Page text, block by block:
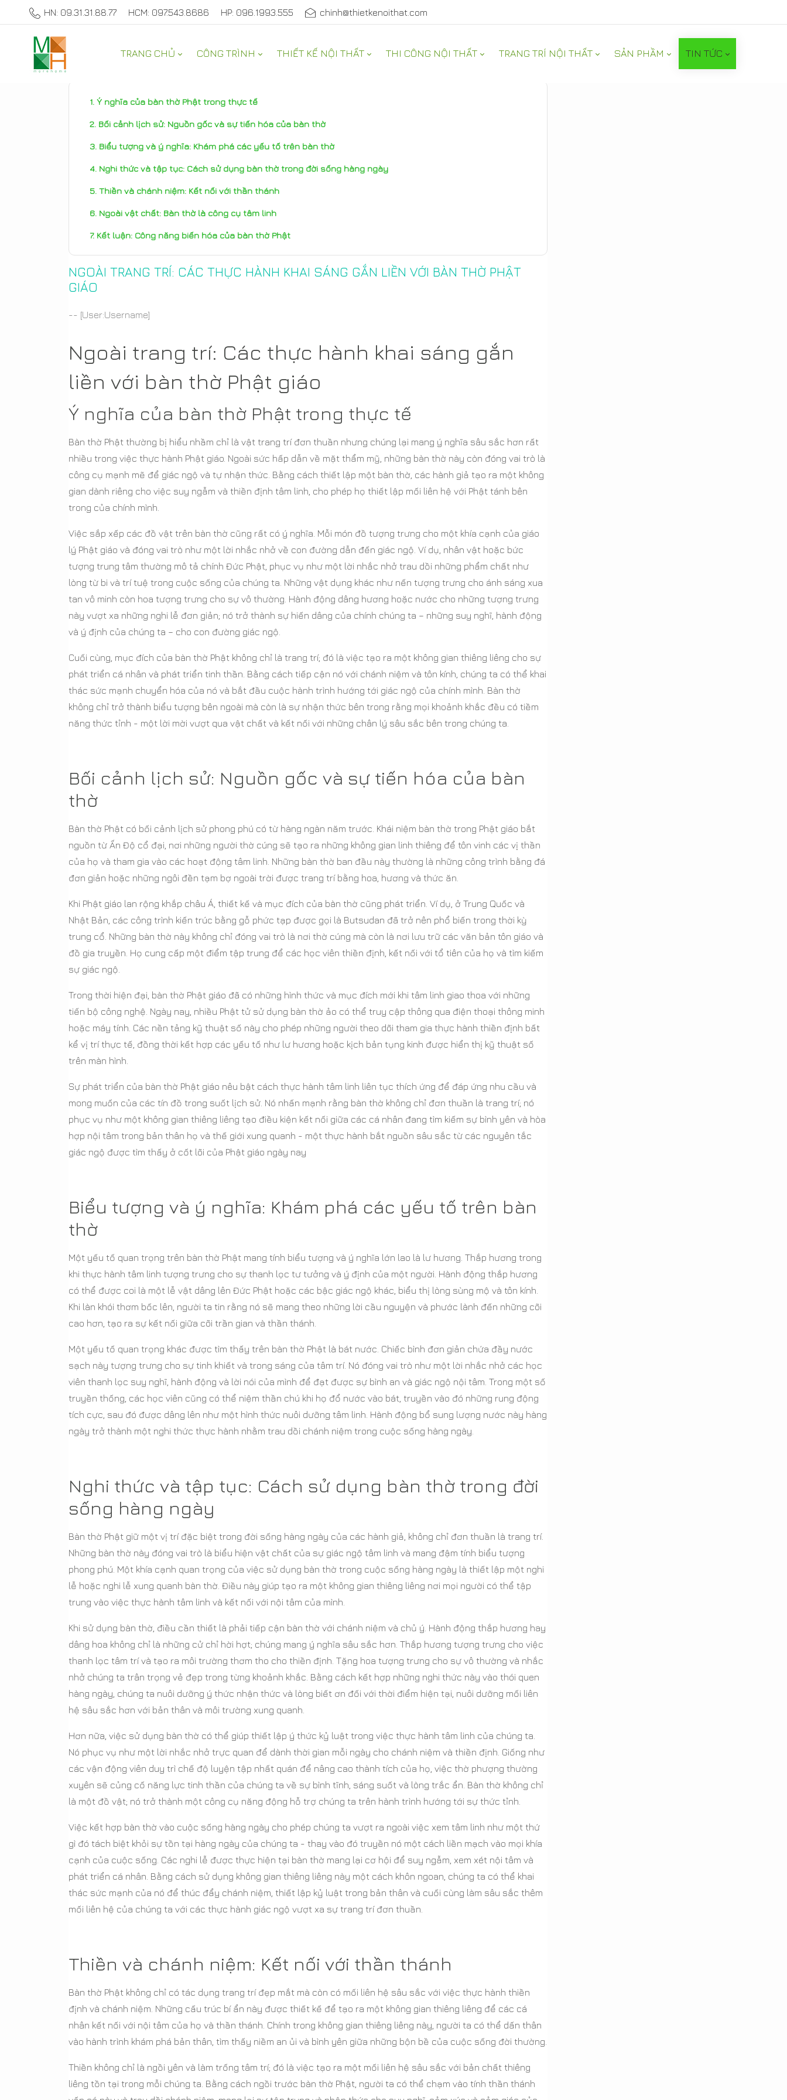
HN: 09.31.31.88.77 HCM: 097.543.8686 HP: 096.1993.555 chinh@thietkenoithat.com
TRANG CHỦ CÔNG TRÌNH THIẾT KẾ NỘI THẤT THI CÔNG NỘI THẤT TRANG TRÍ NỘI THẤT SẢN PHẦM TIN TỨC
THAM KHẢO
Ý nghĩa của bàn thờ Phật trong thực tế
Bối cảnh lịch sử: Nguồn gốc và sự tiến hóa của bàn thờ
Biểu tượng và ý nghĩa: Khám phá các yếu tố trên bàn thờ
Nghi thức và tập tục: Cách sử dụng bàn thờ trong đời sống hàng ngày
Thiền và chánh niệm: Kết nối với thần thánh
Ngoài vật chất: Bàn thờ là công cụ tâm linh
Kết luận: Công năng biến hóa của bàn thờ Phật
NGOÀI TRANG TRÍ: CÁC THỰC HÀNH KHAI SÁNG GẮN LIỀN VỚI BÀN THỜ PHẬT
GIÁO
-- [User:Username]
Ngoài trang trí: Các thực hành khai sáng gắn
liền với bàn thờ Phật giáo
Ý nghĩa của bàn thờ Phật trong thực tế
Bàn thờ Phật thường bị hiểu nhầm chỉ là vật trang trí đơn thuần nhưng chúng lại mang ý nghĩa sâu sắc hơn rất
nhiều trong việc thực hành Phật giáo. Ngoài sức hấp dẫn về mặt thẩm mỹ, những bàn thờ này còn đóng vai trò là
công cụ mạnh mẽ để giác ngộ và tự nhận thức. Bằng cách thiết lập một bàn thờ, các hành giả tạo ra một không
gian dành riêng cho việc suy ngẫm và thiền định tâm linh, cho phép họ thiết lập mối liên hệ với Phật tánh bên
trong của chính mình.
Việc sắp xếp các đồ vật trên bàn thờ cũng rất có ý nghĩa. Mỗi món đồ tượng trưng cho một khía cạnh của giáo
lý Phật giáo và đóng vai trò như một lời nhắc nhở về con đường dẫn đến giác ngộ. Ví dụ, nhân vật hoặc bức
tượng trung tâm thường mô tả chính Đức Phật, phục vụ như một lời nhắc nhở trau dồi những phẩm chất như
lòng từ bi và trí tuệ trong cuộc sống của chúng ta. Những vật dụng khác như nến tượng trưng cho ánh sáng xua
tan vô minh còn hoa tượng trưng cho sự vô thường. Hành động dâng hương hoặc nước cho những tượng trưng
này vượt xa những nghi lễ đơn giản; nó trở thành sự hiến dâng của chính chúng ta – những suy nghĩ, hành động
và ý định của chúng ta – cho con đường giác ngộ.
Cuối cùng, mục đích của bàn thờ Phật không chỉ là trang trí; đó là việc tạo ra một không gian thiêng liêng cho sự
phát triển cá nhân và phát triển tinh thần. Bằng cách tiếp cận nó với chánh niệm và tôn kính, chúng ta có thể khai
thác sức mạnh chuyển hóa của nó và bắt đầu cuộc hành trình hướng tới giác ngộ của chính mình. Bàn thờ
không chỉ trở thành biểu tượng bên ngoài mà còn là sự nhận thức bên trong rằng mọi khoảnh khắc đều có tiềm
năng thức tỉnh - một lời mời vượt qua vật chất và kết nối với những chân lý sâu sắc bên trong chúng ta.
Bối cảnh lịch sử: Nguồn gốc và sự tiến hóa của bàn
thờ
Bàn thờ Phật có bối cảnh lịch sử phong phú có từ hàng ngàn năm trước. Khái niệm bàn thờ trong Phật giáo bắt
nguồn từ Ấn Độ cổ đại, nơi những người thờ cúng sẽ tạo ra những không gian linh thiêng để tôn vinh các vị thần
của họ và tham gia vào các hoạt động tâm linh. Những bàn thờ ban đầu này thường là những công trình bằng đá
đơn giản hoặc những ngôi đền tạm bợ ngoài trời được trang trí bằng hoa, hương và thức ăn.
Khi Phật giáo lan rộng khắp châu Á, thiết kế và mục đích của bàn thờ cũng phát triển. Ví dụ, ở Trung Quốc và
Nhật Bản, các công trình kiến trúc bằng gỗ phức tạp được gọi là Butsudan đã trở nên phổ biến trong thời kỳ
trung cổ. Những bàn thờ này không chỉ đóng vai trò là nơi thờ cúng mà còn là nơi lưu trữ các văn bản tôn giáo và
đồ gia truyền. Họ cung cấp một điểm tập trung để các học viên thiền định, kết nối với tổ tiên của họ và tìm kiếm
sự giác ngộ.
Trong thời hiện đại, bàn thờ Phật giáo đã có những hình thức và mục đích mới khi tâm linh giao thoa với những
tiến bộ công nghệ. Ngày nay, nhiều Phật tử sử dụng bàn thờ ảo có thể truy cập thông qua điện thoại thông minh
hoặc máy tính. Các nền tảng kỹ thuật số này cho phép những người theo dõi tham gia thực hành thiền định bất
kể vị trí thực tế, đồng thời kết hợp các yếu tố như lư hương hoặc kịch bản tụng kinh được hiển thị kỹ thuật số
trên màn hình.
Sự phát triển của bàn thờ Phật giáo nêu bật cách thực hành tâm linh liên tục thích ứng để đáp ứng nhu cầu và
mong muốn của các tín đồ trong suốt lịch sử. Nó nhấn mạnh rằng bàn thờ không chỉ đơn thuần là trang trí; nó
phục vụ như một không gian thiêng liêng tạo điều kiện kết nối giữa các cá nhân đang tìm kiếm sự bình yên và hòa
hợp nội tâm trong bản thân họ và thế giới xung quanh - một thực hành bắt nguồn sâu sắc từ các nguyên tắc
giác ngộ được tìm thấy ở cốt lõi của Phật giáo ngày nay
Biểu tượng và ý nghĩa: Khám phá các yếu tố trên bàn
thờ
Một yếu tố quan trọng trên bàn thờ Phật mang tính biểu tượng và ý nghĩa lớn lao là lư hương. Thắp hương trong
khi thực hành tâm linh tượng trưng cho sự thanh lọc tư tưởng và ý định của một người. Hành động thắp hương
có thể được coi là một lễ vật dâng lên Đức Phật hoặc các bậc giác ngộ khác, biểu thị lòng sùng mộ và tôn kính.
Khi làn khói thơm bốc lên, người ta tin rằng nó sẽ mang theo những lời cầu nguyện và phước lành đến những cõi
cao hơn, tạo ra sự kết nối giữa cõi trần gian và thần thánh.
Một yếu tố quan trọng khác được tìm thấy trên bàn thờ Phật là bát nước. Chiếc bình đơn giản chứa đầy nước
sạch này tượng trưng cho sự tinh khiết và trong sáng của tâm trí. Nó đóng vai trò như một lời nhắc nhở các học
viên thanh lọc suy nghĩ, hành động và lời nói của mình để đạt được sự bình an và giác ngộ nội tâm. Trong một số
truyền thống, các học viên cũng có thể niệm thần chú khi họ đổ nước vào bát, truyền vào đó những rung động
tích cực, sau đó được dâng lên như một hình thức nuôi dưỡng tâm linh. Hành động bổ sung lượng nước này hàng
ngày trở thành một nghi thức thực hành nhằm trau dồi chánh niệm trong cuộc sống hàng ngày.
Nghi thức và tập tục: Cách sử dụng bàn thờ trong đời
sống hàng ngày
Bàn thờ Phật giữ một vị trí đặc biệt trong đời sống hàng ngày của các hành giả, không chỉ đơn thuần là trang trí.
Những bàn thờ này đóng vai trò là biểu hiện vật chất của sự giác ngộ tâm linh và mang đậm tính biểu tượng
phong phú. Một khía cạnh quan trọng của việc sử dụng bàn thờ trong cuộc sống hàng ngày là thiết lập một nghi
lễ hoặc nghi lễ xung quanh bàn thờ. Điều này giúp tạo ra một không gian thiêng liêng nơi mọi người có thể tập
trung vào việc thực hành tâm linh và kết nối với nội tâm của mình.
Khi sử dụng bàn thờ, điều cần thiết là phải tiếp cận bàn thờ với chánh niệm và chủ ý. Hành động thắp hương hay
dâng hoa không chỉ là những cử chỉ hời hợt; chúng mang ý nghĩa sâu sắc hơn. Thắp hương tượng trưng cho việc
thanh lọc tâm trí và tạo ra môi trường thơm tho cho thiền định. Tặng hoa tượng trưng cho sự vô thường và nhắc
nhở chúng ta trân trọng vẻ đẹp trong từng khoảnh khắc. Bằng cách kết hợp những nghi thức này vào thói quen
hàng ngày, chúng ta nuôi dưỡng ý thức nhận thức và lòng biết ơn đối với thời điểm hiện tại, nuôi dưỡng mối liên
hệ sâu sắc hơn với bản thân và môi trường xung quanh.
Hơn nữa, việc sử dụng bàn thờ có thể giúp thiết lập ý thức kỷ luật trong việc thực hành tâm linh của chúng ta.
Nó phục vụ như một lời nhắc nhở trực quan để dành thời gian mỗi ngày cho chánh niệm và thiền định. Giống như
các vận động viên duy trì chế độ luyện tập nhất quán để nâng cao thành tích của họ, việc thờ phượng thường
xuyên sẽ củng cố năng lực tinh thần của chúng ta về sự bình tĩnh, sáng suốt và lòng trắc ẩn. Bàn thờ không chỉ
là một đồ vật; nó trở thành một công cụ năng động hỗ trợ chúng ta trên hành trình hướng tới sự thức tỉnh.
Việc kết hợp bàn thờ vào cuộc sống hàng ngày cho phép chúng ta vượt ra ngoài việc xem tâm linh như một thứ
gì đó tách biệt khỏi sự tồn tại hàng ngày của chúng ta - thay vào đó truyền nó một cách liền mạch vào mọi khía
cạnh của cuộc sống. Các nghi lễ được thực hiện tại bàn thờ mang lại cơ hội để suy ngẫm, xem xét nội tâm và
phát triển cá nhân. Bằng cách sử dụng không gian thiêng liêng này một cách khôn ngoan, chúng ta có thể khai
thác sức mạnh của nó để thúc đẩy chánh niệm, thiết lập kỷ luật trong bản thân và cuối cùng làm sâu sắc thêm
mối liên hệ của chúng ta với các thực hành giác ngộ vượt xa sự trang trí đơn thuần.
Thiền và chánh niệm: Kết nối với thần thánh
Bàn thờ Phật không chỉ có tác dụng trang trí đẹp mắt mà còn có mối liên hệ sâu sắc với việc thực hành thiền
định và chánh niệm. Những cấu trúc bí ẩn này được thiết kế để tạo ra một không gian thiêng liêng để các cá
nhân kết nối với nội tâm của họ và thần thánh. Chính trong không gian thiêng liêng này, người ta có thể dấn thân
vào hành trình khám phá bản thân, tìm thấy niềm an ủi và bình yên giữa những bộn bề của cuộc sống đời thường.
Thiền không chỉ là ngồi yên và làm trống tâm trí; đó là việc tạo ra một mối liên hệ sâu sắc với bản chất thiêng
liêng tồn tại trong mỗi chúng ta. Bằng cách ngồi trước bàn thờ Phật, người ta có thể chạm vào tính thần thánh